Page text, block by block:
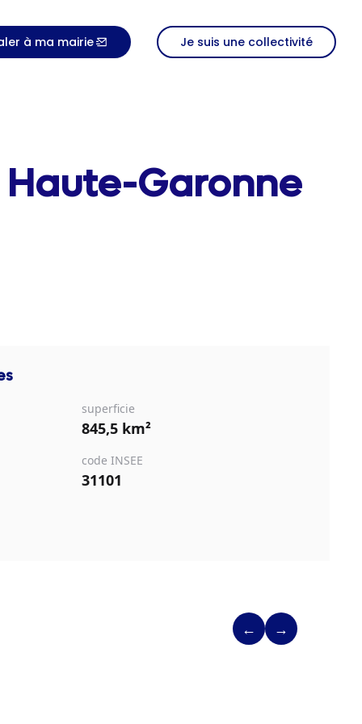
à ma mairie Je suis une collectivité
Garonne
superficie
845,5 km²
code INSEE
31101
← →